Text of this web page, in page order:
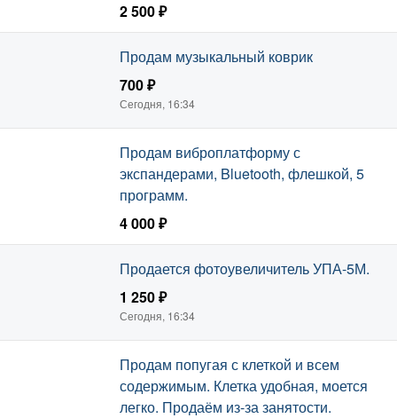
2 500 ₽
Сегодня, 16:34
Продам музыкальный коврик
700 ₽
Сегодня, 16:34
Продам виброплатформу с
экспандерами, Bluetooth, флешкой, 5
программ.
4 000 ₽
Сегодня, 16:34
Продается фотоувеличитель УПА-5М.
1 250 ₽
Сегодня, 16:34
Продам попугая с клеткой и всем
содержимым. Клетка удобная, моется
легко. Продаём из-за занятости.